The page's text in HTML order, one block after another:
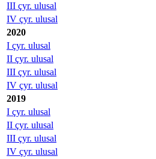
III çyr. ulusal
IV çyr. ulusal
2020
I çyr. ulusal
II çyr. ulusal
III çyr. ulusal
IV çyr. ulusal
2019
I çyr. ulusal
II çyr. ulusal
III çyr. ulusal
IV çyr. ulusal